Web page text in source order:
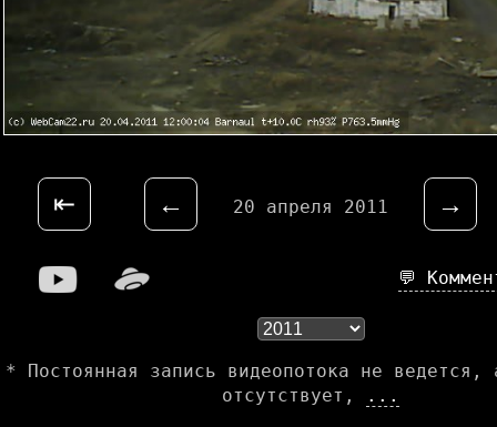
⇤ ← 20 апреля 2011 →
💬
* Постоянная запись видеопотока не ведется,
отсутствует,
...